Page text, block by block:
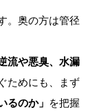
。奥の方は管径
流や悪臭、水漏
ためにも、まず
るのか」 を把握